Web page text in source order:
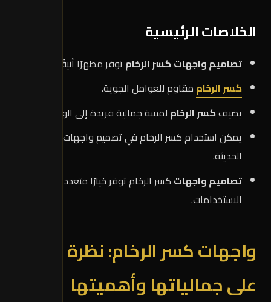
الخلاصات الرئيسية
تصاميم واجهاتكسر الرخام توفر مظهرًا أنيقًا ومتينًا.
كسر الرخام مقاوم للعوامل الجوية.
يضيفكسر الرخام لمسة جمالية فريدة إلى الواجهات.
يمكن استخدام كسر الرخام في تصميم واجهات المنازل
الحديثة.
تصاميم واجهات كسر الرخام توفر خيارًا متعدد
الاستخدامات.
واجهات كسر الرخام: نظرة عامة
على جمالياتها وأهميتها